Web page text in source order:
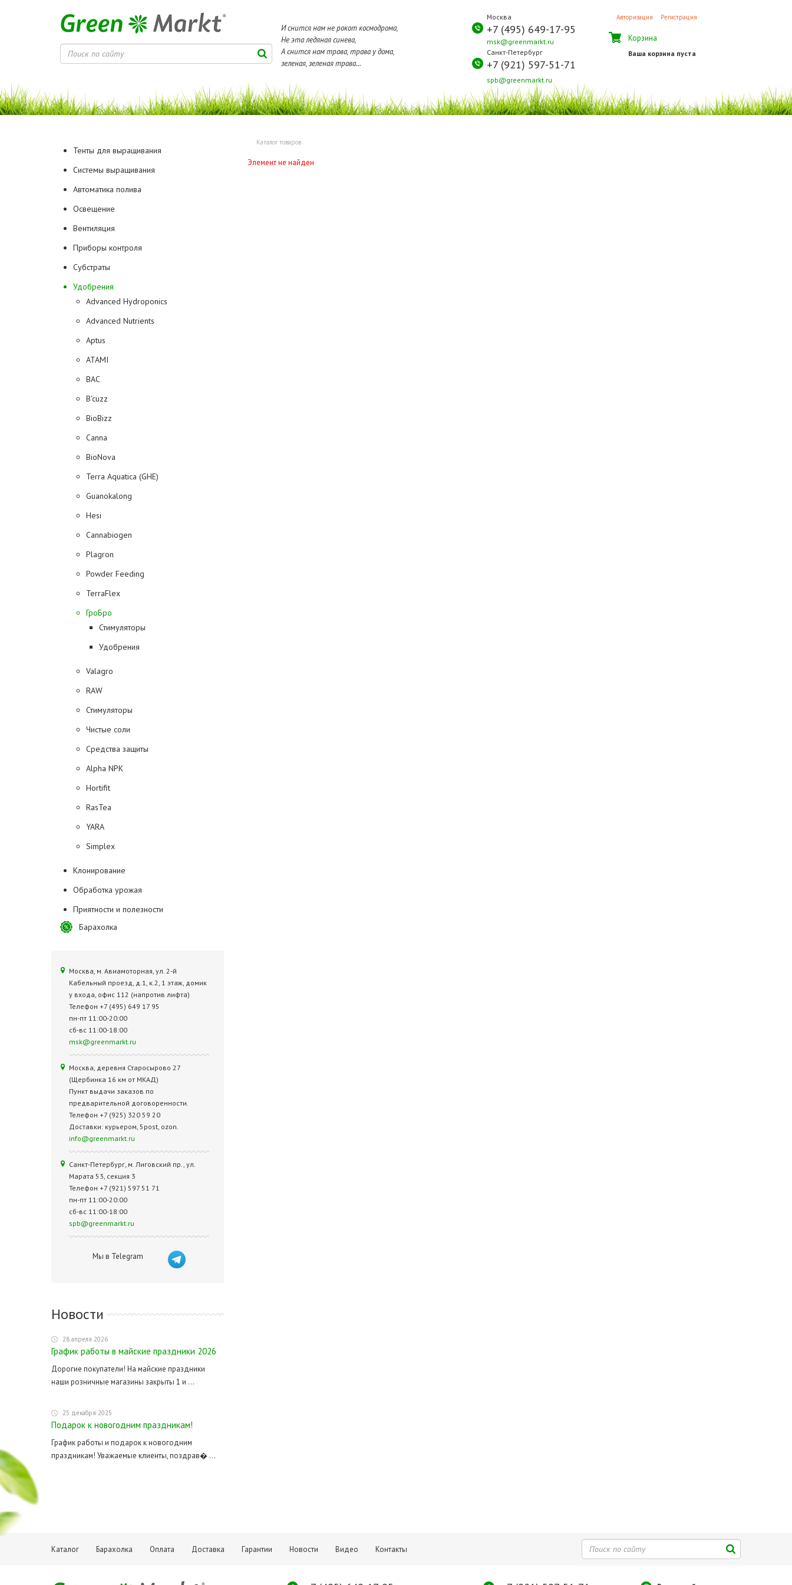
И снится нам не рокот космодрома,
Не эта ледяная синева,
А снится нам трава, трава у дома,
зеленая, зеленая трава...
Москва
+7 (495) 649-17-95
msk@greenmarkt.ru
Санкт-Петербург
+7 (921) 597-51-71
spb@greenmarkt.ru
Авторизация Регистрация
Корзина
Ваша корзина пуста
Тенты для выращивания
Системы выращивания
Автоматика полива
Освещение
Вентиляция
Приборы контроля
Субстраты
Удобрения
Advanced Hydroponics
Advanced Nutrients
Aptus
ATAMI
BAC
B'cuzz
BioBizz
Canna
BioNova
Terra Aquatica (GHE)
Guanokalong
Hesi
Cannabiogen
Plagron
Powder Feeding
TerraFlex
ГроБро
Стимуляторы
Удобрения
Valagro
RAW
Стимуляторы
Чистые соли
Средства защиты
Alpha NPK
Hortifit
RasTea
YARA
Simplex
Клонирование
Обработка урожая
Приятности и полезности
Барахолка
Москва, м. Авиамоторная, ул. 2‑й
Кабельный проезд, д.1, к.2, 1 этаж, домик
у входа, офис 112 (напротив лифта)
Телефон +7 (495) 649 17 95
пн-пт 11:00-20:00
сб-вс 11:00-18:00
msk@greenmarkt.ru
Москва, деревня Старосырово 27
(Щербинка 16 км от МКАД)
Пункт выдачи заказов по
предварительной договоренности.
Телефон +7 (925) 320 59 20
Доставки: курьером, 5post, ozon.
info@greenmarkt.ru
Санкт-Петербург, м. Лиговский пр., ул.
Марата 53, секция 3
Телефон +7 (921) 597 51 71
пн-пт 11:00-20:00
сб-вс 11:00-18:00
spb@greenmarkt.ru
Мы в Telegram
Новости
28 апреля 2026
График работы в майские праздники 2026
Дорогие покупатели! На майские праздники
наши розничные магазины закрыты 1 и ...
25 декабря 2025
Подарок к новогодним праздникам!
График работы и подарок к новогодним
праздникам! Уважаемые клиенты, поздрав� ...
Каталог товаров
Элемент не найден
Каталог Барахолка Оплата Доставка Гарантии Новости Видео Контакты